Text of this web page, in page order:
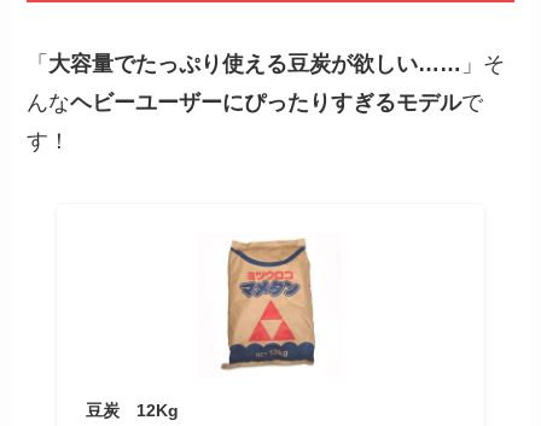
「 大容量でたっぷり使える豆炭が欲しい…… 」そ
んなヘビーユーザーにぴったりすぎるモデルで
す！
豆炭 12Kg